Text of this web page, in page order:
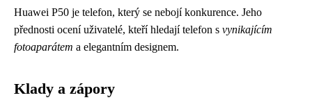
Huawei P50 je telefon, který se nebojí konkurence. Jeho
přednosti ocení uživatelé, kteří hledají telefon s vynikajícím
fotoaparátem a elegantním designem.
Klady a zápory